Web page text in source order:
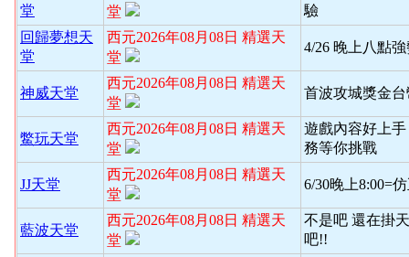
堂
堂
驗
回歸夢想天
堂
西元2026年08月08日 精選天
堂
4/26 晚上八點
神威天堂
西元2026年08月08日 精選天
堂
首波攻城獎金台
鱉玩天堂
西元2026年08月08日 精選天
堂
遊戲內容好上
務等你挑戰
JJ天堂
西元2026年08月08日 精選天
堂
6/30晚上8:00=
藍波天堂
西元2026年08月08日 精選天
堂
不是吧 還在掛
吧!!